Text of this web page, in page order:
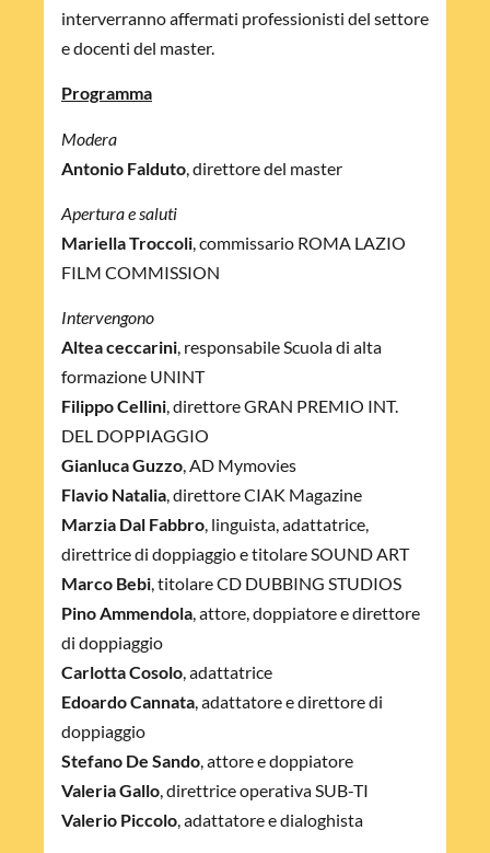
interverranno affermati professionisti del settore
e docenti del master.
Programma
Modera
Antonio Falduto , direttore del master
Apertura e saluti
Mariella Troccoli, commissario ROMA LAZIO
FILM COMMISSION
Intervengono
Altea ceccarini, responsabile Scuola di alta
formazione UNINT
Filippo Cellini, direttore GRAN PREMIO INT.
DEL DOPPIAGGIO
Gianluca Guzzo, AD Mymovies
Flavio Natalia, direttore CIAK Magazine
Marzia Dal Fabbro, linguista, adattatrice,
direttrice di doppiaggio e titolare SOUND ART
Marco Bebi, titolare CD DUBBING STUDIOS
Pino Ammendola, attore, doppiatore e direttore
di doppiaggio
Carlotta Cosolo, adattatrice
Edoardo Cannata, adattatore e direttore di
doppiaggio
Stefano De Sando, attore e doppiatore
Valeria Gallo, direttrice operativa SUB-TI
Valerio Piccolo, adattatore e dialoghista